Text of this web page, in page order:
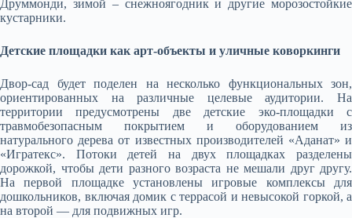
Друммонди, зимой – снежноягодник и другие морозостойкие
кустарники.
Детские площадки как арт-объекты и уличные коворкинги
Двор-сад будет поделен на несколько функциональных зон,
ориентированных на различные целевые аудитории. На
территории предусмотрены две детские эко-площадки с
травмобезопасным покрытием и оборудованием из
натурального дерева от известных производителей «Аданат» и
«Игратекс». Потоки детей на двух площадках разделены
дорожкой, чтобы дети разного возраста не мешали друг другу.
На первой площадке установлены игровые комплексы для
дошкольников, включая домик с террасой и невысокой горкой, а
на второй — для подвижных игр.